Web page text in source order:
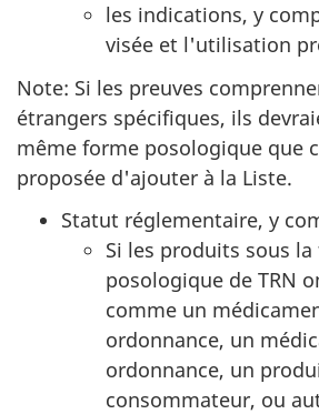
les indications, y
visée et l'utilisation
Note: Si les preuves
étrangers spécifiques, ils
même forme posologique que
proposée d'ajouter à la Liste.
Statut réglementaire, y
Si les produits sous
posologique de TRN
comme un
ordonnance, un
ordonnance, un
consommateur, ou